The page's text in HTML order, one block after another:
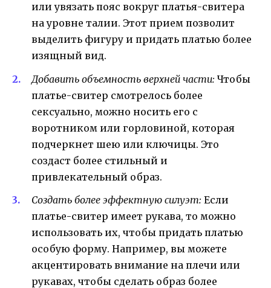
или увязать пояс вокруг платья-свитера
на уровне талии. Этот прием позволит
выделить фигуру и придать платью более
изящный вид.
Добавить объемность верхней части: Чтобы
платье-свитер смотрелось более
сексуально, можно носить его с
воротником или горловиной, которая
подчеркнет шею или ключицы. Это
создаст более стильный и
привлекательный образ.
Создать более эффектную силуэт: Если
платье-свитер имеет рукава, то можно
использовать их, чтобы придать платью
особую форму. Например, вы можете
акцентировать внимание на плечи или
рукавах, чтобы сделать образ более